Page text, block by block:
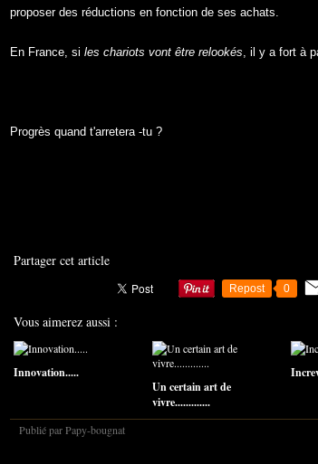
proposer des réductions en fonction de ses achats.
En France, si les chariots vont être relookés, il y a fort à
Progrès quand t'arretera -tu ?
Partager cet article
Repost 0
Vous aimerez aussi :
Innovation.....
Un certain art de
vivre.............
Publié par Papy-bougnat